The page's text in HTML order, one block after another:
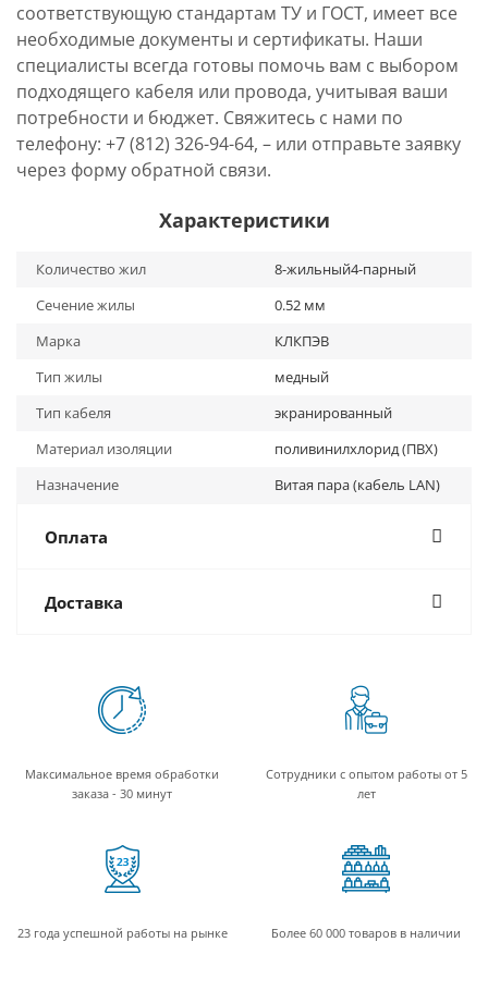
соответствующую стандартам ТУ и ГОСТ, имеет все
необходимые документы и сертификаты. Наши
специалисты всегда готовы помочь вам с выбором
подходящего кабеля или провода, учитывая ваши
потребности и бюджет. Свяжитесь с нами по
телефону: +7 (812) 326-94-64, – или отправьте заявку
через форму обратной связи.
Характеристики
Количество жил
8-жильный4-парный
Сечение жилы
0.52 мм
Марка
КЛКПЭВ
Тип жилы
медный
Тип кабеля
экранированный
Материал изоляции
поливинилхлорид (ПВХ)
Назначение
Витая пара (кабель LAN)
Оплата
Доставка
Максимальное время обработки
заказа - 30 минут
Сотрудники с опытом работы от 5
лет
23 года успешной работы на рынке Более 60 000 товаров в наличии